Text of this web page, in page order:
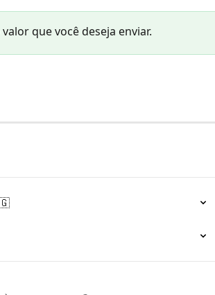
que você deseja enviar.